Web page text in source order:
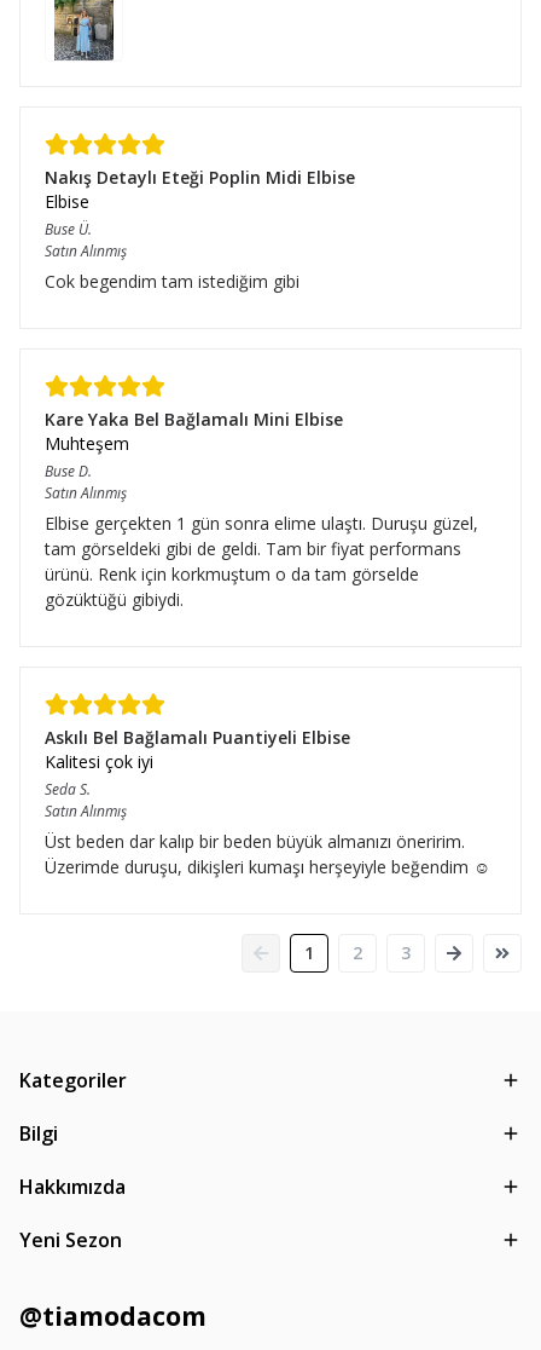
Nakış Detaylı Eteği Poplin Midi Elbise
Elbise
Buse Ü.
Satın Alınmış
Cok begendim tam istediğim gibi
Kare Yaka Bel Bağlamalı Mini Elbise
Muhteşem
BuseD.
Satın Alınmış
Elbise gerçekten 1 gün sonra elime ulaştı. Duruşu güzel,
tam görseldeki gibi de geldi. Tam bir fiyat performans
ürünü. Renk için korkmuştum o da tam görselde
gözüktüğü gibiydi.
Askılı Bel Bağlamalı Puantiyeli Elbise
Kalitesi çok iyi
SedaS.
Satın Alınmış
Üst beden dar kalıp bir beden büyük almanızı öneririm.
Üzerimde duruşu, dikişleri kumaşı herşeyiyle beğendim ☺️
1 2 3
Kategoriler
Bilgi
Hakkımızda
Yeni Sezon
@tiamodacom